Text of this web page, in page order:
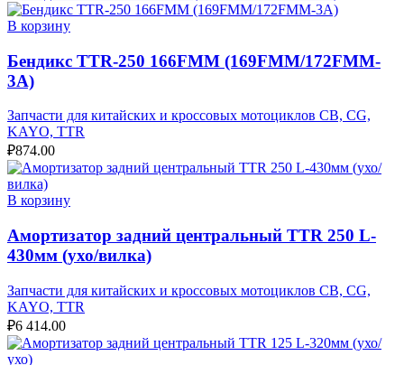
В корзину
Бендикс TTR-250 166FMM (169FMM/172FMM-
3A)
Запчасти для китайских и кроссовых мотоциклов CB, CG,
KAYO, TTR
₽874.00
В корзину
Амортизатор задний центральный TTR 250 L-
430мм (ухо/вилка)
Запчасти для китайских и кроссовых мотоциклов CB, CG,
KAYO, TTR
₽6 414.00